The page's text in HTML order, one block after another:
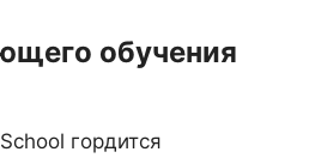
обучения
гордится